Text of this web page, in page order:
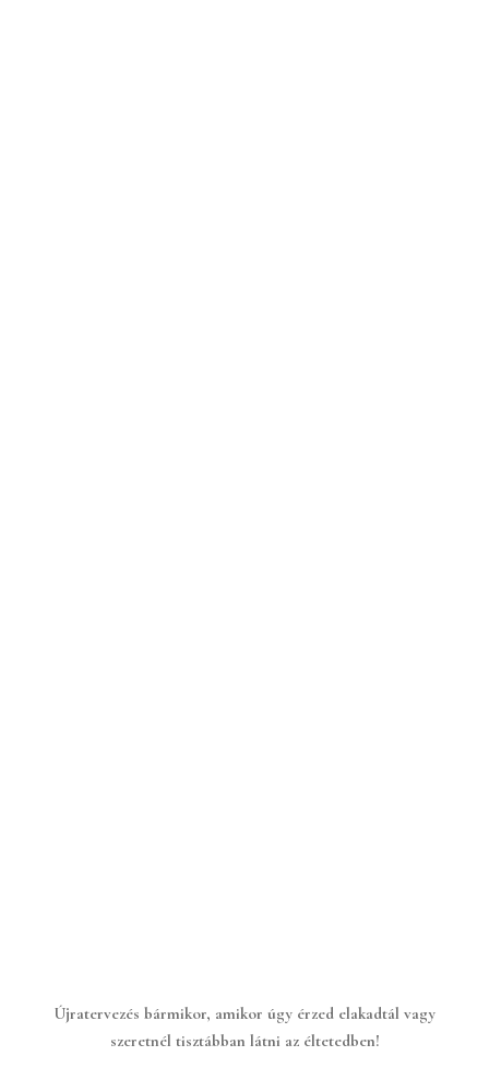
Újratervezés bármikor, amikor úgy érzed elakadtál vagy
szeretnél tisztábban látni az éltetedben!